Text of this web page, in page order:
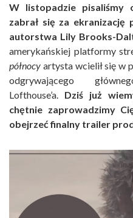
W listopadzie pisaliśmy
zabrał się za ekranizację
autorstwa Lily Brooks-
amerykańskiej platformy
północy artysta wcielił się w
odgrywającego
Lofthouse’a. Dziś już
chętnie zaprowadzimy
obejrzeć finalny trailer